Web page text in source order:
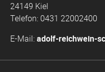
24149 Kiel
Telefon: 0431 22002400
E-Mail:adolf-reichwein-